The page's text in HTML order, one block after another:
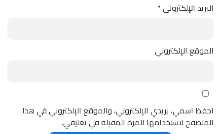
البريد الإلكتروني*
الموقع الإلكتروني
احفظ اسمي، بريدي الإلكتروني، والموقع الإلكتروني في هذا
المتصفح لاستخدامها المرة المقبلة في تعليقي.